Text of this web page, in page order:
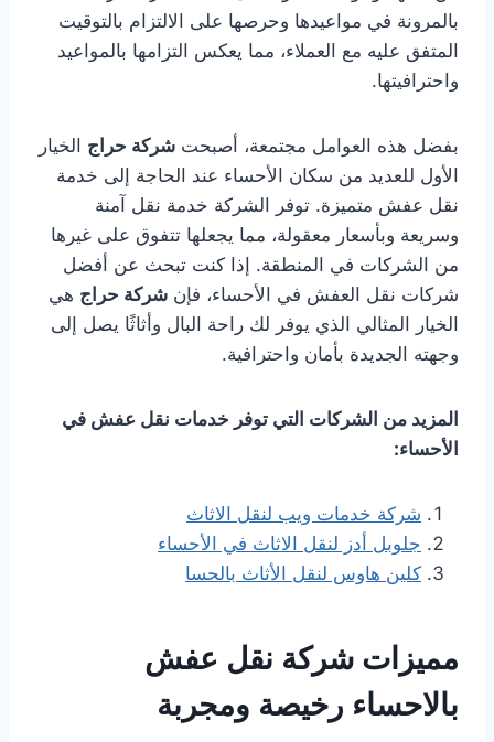
بالمرونة في مواعيدها وحرصها على الالتزام بالتوقيت
المتفق عليه مع العملاء، مما يعكس التزامها بالمواعيد
واحترافيتها.
بفضل هذه العوامل مجتمعة، أصبحت شركة حراج الخيار
الأول للعديد من سكان الأحساء عند الحاجة إلى خدمة
نقل عفش متميزة. توفر الشركة خدمة نقل آمنة
وسريعة وبأسعار معقولة، مما يجعلها تتفوق على غيرها
من الشركات في المنطقة. إذا كنت تبحث عن أفضل
شركات نقل العفش في الأحساء، فإن شركة حراج هي
الخيار المثالي الذي يوفر لك راحة البال وأثاثًا يصل إلى
وجهته الجديدة بأمان واحترافية.
المزيد من الشركات التي توفر خدمات نقل عفش في
الأحساء:
شركة خدمات ويب لنقل الاثاث
جلوبل أدز لنقل الاثاث في الأحساء
كلين هاوس لنقل الأثاث بالحسا
مميزات شركة نقل عفش
بالاحساء رخيصة ومجربة